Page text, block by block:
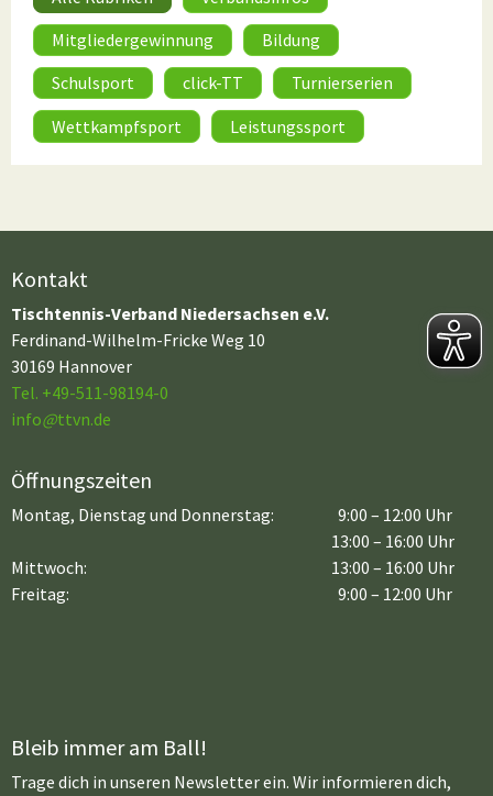
Mitgliedergewinnung
Bildung
Schulsport
click-TT
Turnierserien
Wettkampfsport
Leistungssport
Kontakt
Tischtennis-Verband Niedersachsen e.V.
Ferdinand-Wilhelm-Fricke Weg 10
30169 Hannover
Tel. +49-511-98194-0
info@ttvn.de
Öffnungszeiten
Montag, Dienstag und Donnerstag:
9:00 – 12:00 Uhr
13:00 – 16:00 Uhr
Mittwoch:
Freitag:
13:00 – 16:00 Uhr
9:00 – 12:00 Uhr
Bleib immer am Ball!
Trage dich in unseren Newsletter ein. Wir informieren dich,